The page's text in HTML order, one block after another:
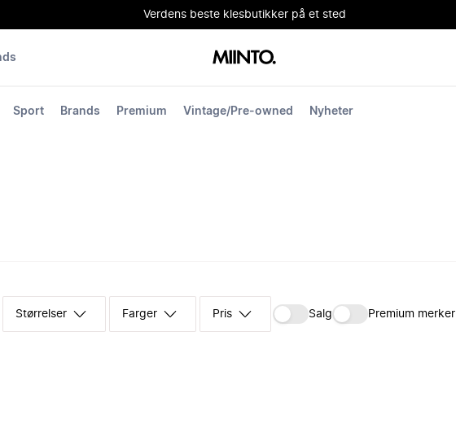
Verdens beste klesbutikker på et sted
Sport Brands Premium Vintage/Pre-owned Nyheter
Størrelser Farger Pris Salg Premium merker